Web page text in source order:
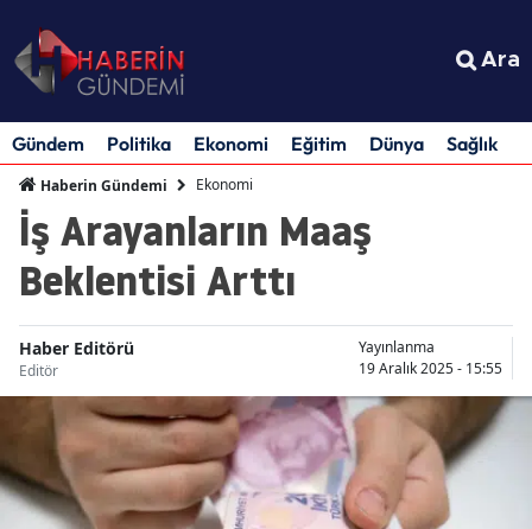
Ara
Gündem Politika Ekonomi Eğitim Dünya Sağlık
Haberin Gündemi Ekonomi
İş Arayanların Maaş
Beklentisi Arttı
Haber Editörü
Editör
Yayınlanma
19 Aralık 2025 - 15:55